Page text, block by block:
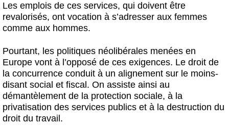
Les emplois de ces services, qui doivent être
revalorisés, ont vocation à s’adresser aux femmes
comme aux hommes.
Pourtant, les politiques néolibérales menées en
Europe vont à l’opposé de ces exigences. Le droit de
la concurrence conduit à un alignement sur le moins-
disant social et fiscal. On assiste ainsi au
démantèlement de la protection sociale, à la
privatisation des services publics et à la destruction du
droit du travail.